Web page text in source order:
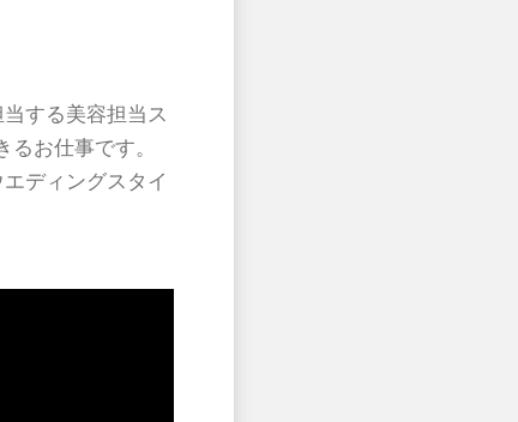
する美容担当ス
お仕事です。
ディングスタイ